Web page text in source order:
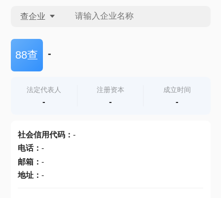
查企业
查企业
查产地
88查 -
法定代表人
-
注册资本
-
成立时间
-
社会信用代码： -
电话： -
邮箱： -
地址： -